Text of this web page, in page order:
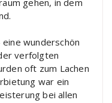
gehen, in dem
eine wunderschön
verfolgten
oft zum Lachen
war ein
bei allen